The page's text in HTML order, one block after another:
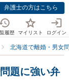
弁護士の方はこちら
履歴 マイリスト ログイン
北海道で離婚・男女
題に強い弁